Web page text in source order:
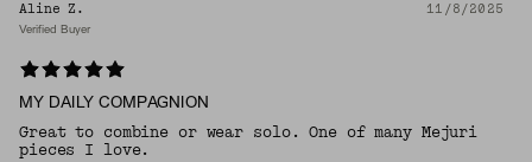
Aline Z. 11/8/2025
Verified Buyer
MY DAILY COMPAGNION
Great to combine or wear solo. One of many Mejuri
pieces I love.